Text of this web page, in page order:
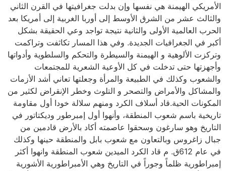
الأمريكي الهيمنة هي نفسها وإن بدلت جغرافيتها في القرن الثاني
والثالث عشر من الشرق الأوسط إلى أوربا الغربية إلى أمريكا بعد
الحرب العالمية الأولى والثانية نتيجة تواجد وعي الحقيقة بشكل
أكبر في الجغرافيات الجديدة. وفي هذا المسار تكاثفت وتراكمت
وتركزت الألوهية و الهيمنة والسيطرة والتحكم والسلطوية وأدواتها
وأجهزتها حتى تدخلت في كل الأوعية الشعرية للمجتمعات
والشعوب وكذلك في الطبيعة والمرأة وجعلتها تعاني أشد الأزمات
والمشاكل والأمراض والتصحر و التلوث وخطر الإنقراض لكثير من
المكونات الحية.قاد أسلاف الكرد ومنهم سلالة خودا أول مقاومة
تاريخية باسم شعوب المنطقة، وأنهوا أول إمبرطور وديكتاتور في
التاريخ وهو سارغون وسحقوا عاصمته أكاد بالأرض قادمين من
جبال زاغروس وبالتعاون مع شعوب بابل والمنطقة حينها وكذلك
في عام 612ق. م قاد الكرد الميدين شعوب المنطقة وانهوا أكثر
إمبراطورية ظلماً وجوراً في التاريخ وهي الأمبراطورية الأشورية